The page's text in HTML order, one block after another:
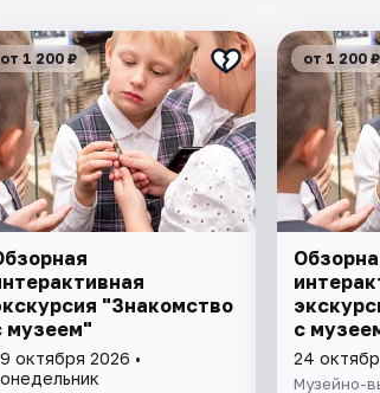
от 1 200 ₽
"Знакомство
музеем"
октября 2026 •
от 1 200 ₽
с
24
Музейно-